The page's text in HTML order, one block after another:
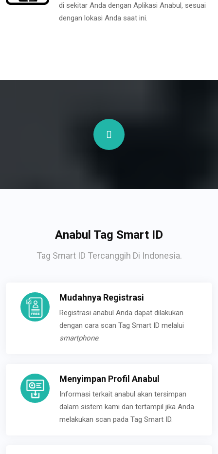
di sekitar Anda dengan Aplikasi Anabul, sesuai
dengan lokasi Anda saat ini.
Anabul Tag Smart ID
Tag Smart ID Tercanggih Di Indonesia.
Mudahnya Registrasi
Registrasi anabul Anda dapat dilakukan
dengan cara scan Tag Smart ID melalui
smartphone.
Menyimpan Profil Anabul
Informasi terkait anabul akan tersimpan
dalam sistem kami dan tertampil jika Anda
melakukan scan pada Tag Smart ID.